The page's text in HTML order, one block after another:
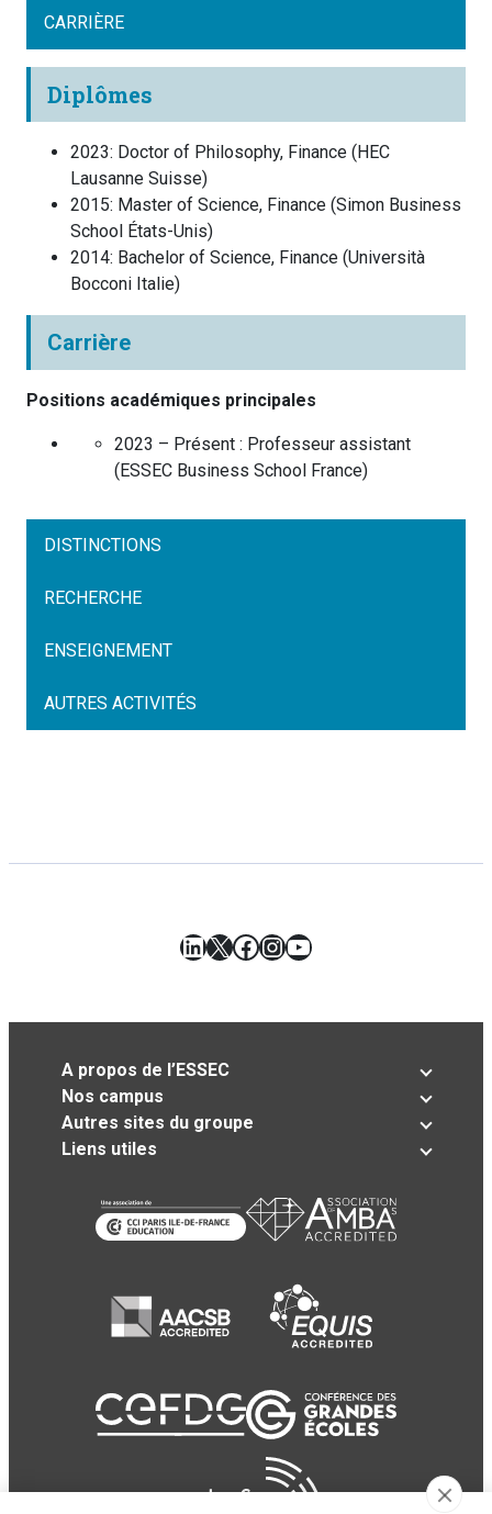
CARRIÈRE
Diplômes
2023: Doctor of Philosophy, Finance (HEC
Lausanne Suisse)
2015: Master of Science, Finance (Simon Business
School États-Unis)
2014: Bachelor of Science, Finance (Università
Bocconi Italie)
Carrière
Positions académiques principales
2023 – Présent : Professeur assistant
(ESSEC Business School France)
DISTINCTIONS
RECHERCHE
ENSEIGNEMENT
AUTRES ACTIVITÉS
LinkedIn
X Facebook
Instagram
YouTube
A propos de l’ESSEC
Nos campus
Autres sites du groupe
Liens utiles